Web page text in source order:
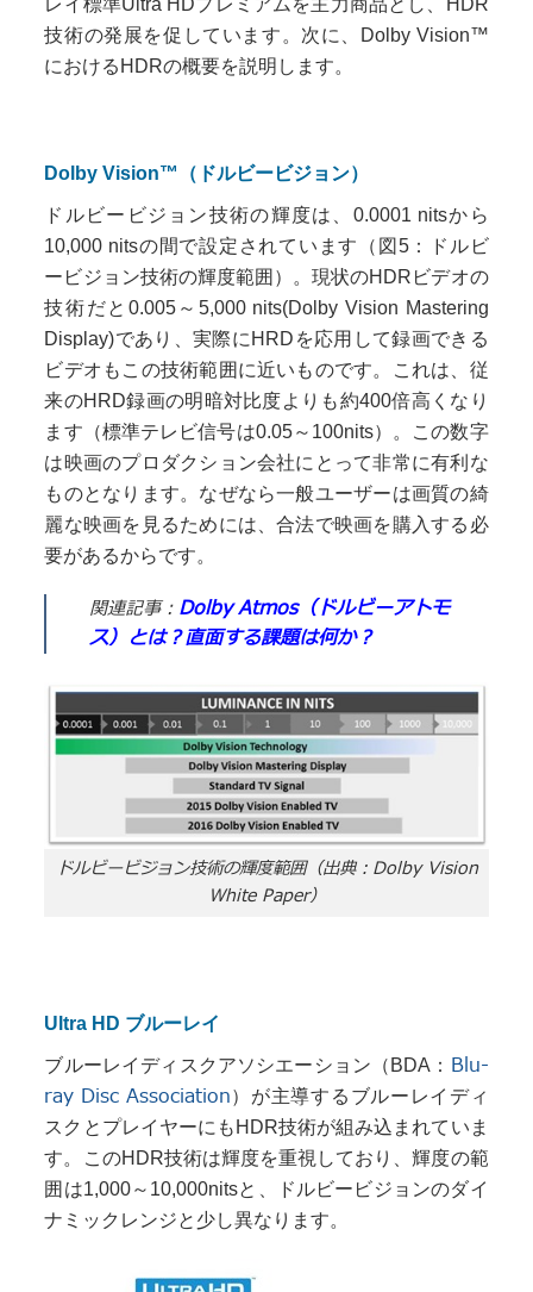
技術の発展を促しています。次に、Dolby Vision™
におけるHDRの概要を説明します。
Dolby Vision™（ドルビービジョン）
ドルビービジョン技術の輝度は、0.0001 nitsから
10,000 nitsの間で設定されています（図5：ドルビ
ービジョン技術の輝度範囲）。現状のHDRビデオの
技術だと0.005～5,000 nits(Dolby Vision Mastering
Display)であり、実際にHRDを応用して録画できる
ビデオもこの技術範囲に近いものです。これは、従
来のHRD録画の明暗対比度よりも約400倍高くなり
ます（標準テレビ信号は0.05～100nits）。この数字
は映画のプロダクション会社にとって非常に有利な
ものとなります。なぜなら一般ユーザーは画質の綺
麗な映画を見るためには、合法で映画を購入する必
要があるからです。
関連記事： Dolby Atmos（ドルビーアトモ
ス）とは？直面する課題は何か？
ドルビービジョン技術の輝度範囲（出典：Dolby Vision
White Paper）
Ultra HD ブルーレイ
ブルーレイディスクアソシエーション（BDA： Blu-
ray Disc Association）が主導するブルーレイディ
スクとプレイヤーにもHDR技術が組み込まれていま
す。このHDR技術は輝度を重視しており、輝度の範
囲は1,000～10,000nitsと、ドルビービジョンのダイ
ナミックレンジと少し異なります。